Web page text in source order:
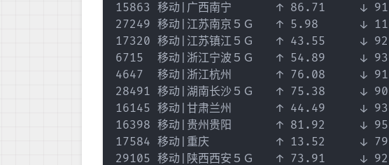
15863 移动|广西南宁　　　　↑ 86.71     ↓
27249 移动|江苏南京５Ｇ　　↑ 5.98      ↓
17320 移动|江苏镇江５Ｇ　　↑ 43.55     ↓
6715  移动|浙江宁波５Ｇ　　↑ 54.89     ↓
4647  移动|浙江杭州　　　　↑ 76.08     ↓
28491 移动|湖南长沙５Ｇ　　↑ 75.38     ↓
16145 移动|甘肃兰州　　　　↑ 44.49     ↓
16398 移动|贵州贵阳　　　　↑ 81.92     ↓
17584 移动|重庆　　　　　　↑ 13.52     ↓
29105 移动|陕西西安５Ｇ　　↑ 73.91     ↓